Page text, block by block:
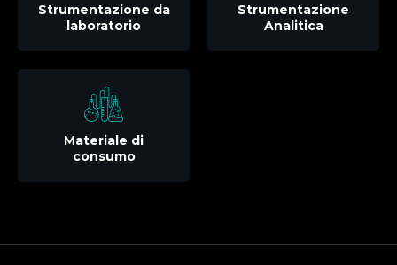
Strumentazione da
laboratorio
Strumentazione
Analitica
Materiale di
consumo